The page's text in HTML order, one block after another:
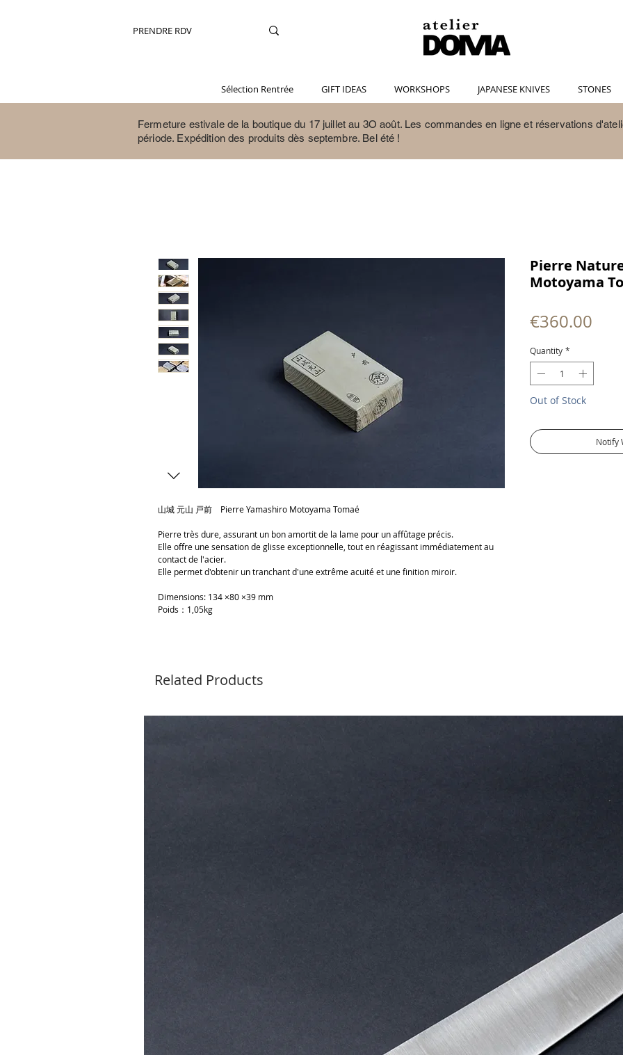
PRENDRE RDV
Sélection Rentrée GIFT IDEAS WORKSHOPS JAPANESE KNIVES STONES
Fermeture estivale de la boutique du 17 juillet au 3O août. Les commandes en ligne et réservations
période. Expédition des produits dès septembre. Bel été !
山城 元山 戸前 Pierre Yamashiro Motoyama Tomaé
Pierre très dure, assurant un bon amortit de la lame pour un affûtage précis.
Elle offre une sensation de glisse exceptionnelle, tout en réagissant immédiatement au
contact de l'acier.
Elle permet d'obtenir un tranchant d'une extrême acuité et une finition miroir.
Dimensions: 134 ×80 ×39 mm
Poids：1,05kg
Pierre
Motoyama
€360.00
Quantity *
Out of Stock
Notify
Related Products